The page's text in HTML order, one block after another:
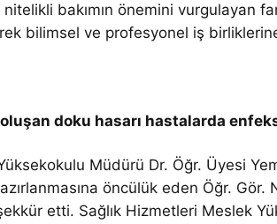
bakımın önemini vurgulayan
bilimsel ve profesyonel iş
doku hasarı hastalarda
Müdürü Dr. Öğr. Üyesi
öncülük eden Öğr. Gör.
etti. Sağlık Hizmetleri Meslek